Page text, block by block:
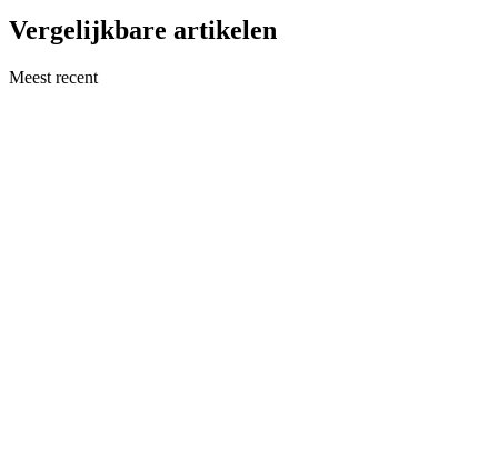
Vergelijkbare artikelen
Meest recent